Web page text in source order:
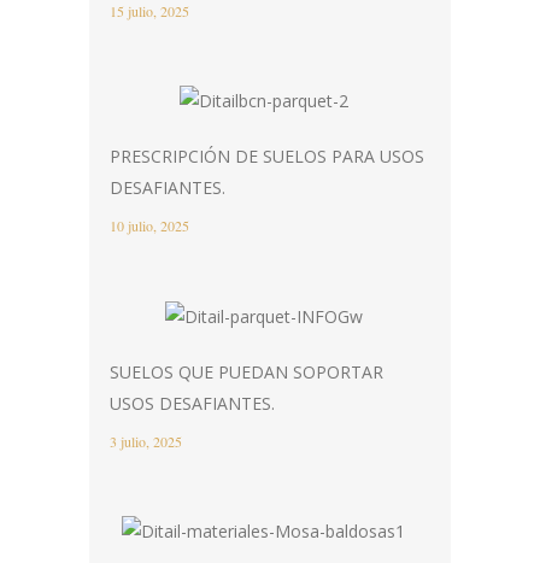
15 julio, 2025
PRESCRIPCIÓN DE SUELOS PARA USOS
DESAFIANTES.
10 julio, 2025
SUELOS QUE PUEDAN SOPORTAR
USOS DESAFIANTES.
3 julio, 2025